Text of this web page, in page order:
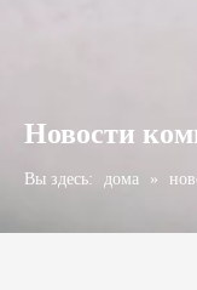
Новости
Вы здесь: дома »